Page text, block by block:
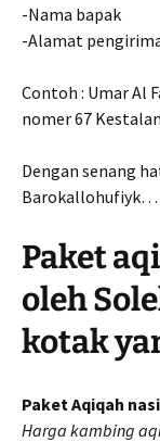
-Nama bapak
-Alamat
Contoh : Umar Al
nomer 67
Dengan senang
Barokallohufiyk…
Paket
oleh
kotak
Paket Aqiqah
Harga kambing